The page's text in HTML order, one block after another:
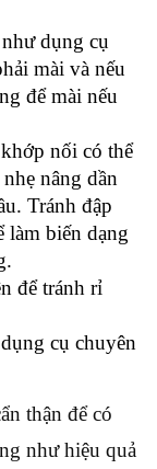
dụng cụ
mài và nếu
để mài nếu
nối có thể
nâng dần
Tránh đập
làm biến dạng
để tránh rỉ
cụ chuyên
thận để có
như hiệu quả